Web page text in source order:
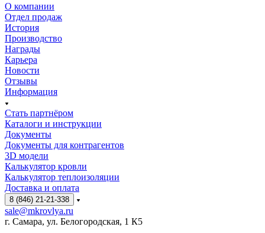
О компании
Отдел продаж
История
Производство
Награды
Карьера
Новости
Отзывы
Информация
Стать партнёром
Каталоги и инструкции
Документы
Документы для контрагентов
3D модели
Калькулятор кровли
Калькулятор теплоизоляции
Доставка и оплата
8 (846) 21-21-338
sale@mkrovlya.ru
г. Самара, ул. Белогородская, 1 К5